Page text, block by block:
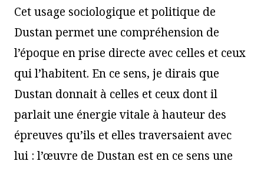
Cet usage sociologique et politique de
Dustan permet une compréhension de
l’époque en prise directe avec celles et ceux
qui l’habitent. En ce sens, je dirais que
Dustan donnait à celles et ceux dont il
parlait une énergie vitale à hauteur des
épreuves qu’ils et elles traversaient avec
lui : l’œuvre de Dustan est en ce sens une